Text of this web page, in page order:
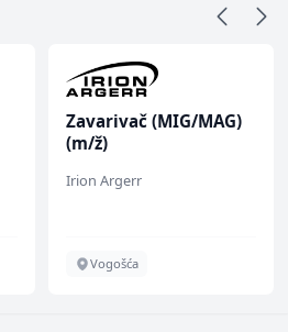
Zavarivač (MIG/MAG)
(m/ž)
Irion Argerr
Vogošća